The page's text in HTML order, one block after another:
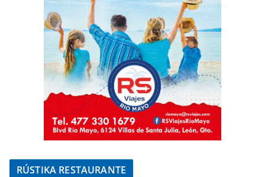
RÚSTIKA RESTAURANTE